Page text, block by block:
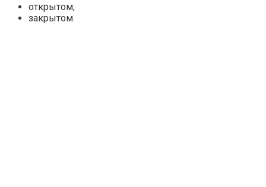
открытом;
закрытом.